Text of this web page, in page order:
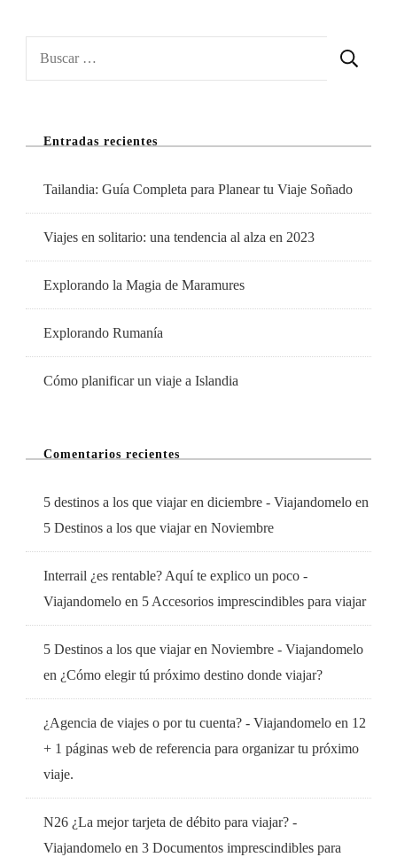
Entradas recientes
Tailandia: Guía Completa para Planear tu Viaje Soñado
Viajes en solitario: una tendencia al alza en 2023
Explorando la Magia de Maramures
Explorando Rumanía
Cómo planificar un viaje a Islandia
Comentarios recientes
5 destinos a los que viajar en diciembre - Viajandomelo en
5 Destinos a los que viajar en Noviembre
Interrail ¿es rentable? Aquí te explico un poco -
Viajandomelo en 5 Accesorios imprescindibles para viajar
5 Destinos a los que viajar en Noviembre - Viajandomelo
en ¿Cómo elegir tú próximo destino donde viajar?
¿Agencia de viajes o por tu cuenta? - Viajandomelo en 12
+ 1 páginas web de referencia para organizar tu próximo
viaje.
N26 ¿La mejor tarjeta de débito para viajar? -
Viajandomelo en 3 Documentos imprescindibles para